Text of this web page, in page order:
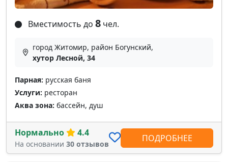
Вместимость до 8 чел.
город Житомир, район Богунский,
хутор Лесной, 34
Парная: русская баня
Услуги: ресторан
Аква зона: бассейн, душ
Нормально 4.4
На основании 30 отзывов
ПОДРОБНЕЕ